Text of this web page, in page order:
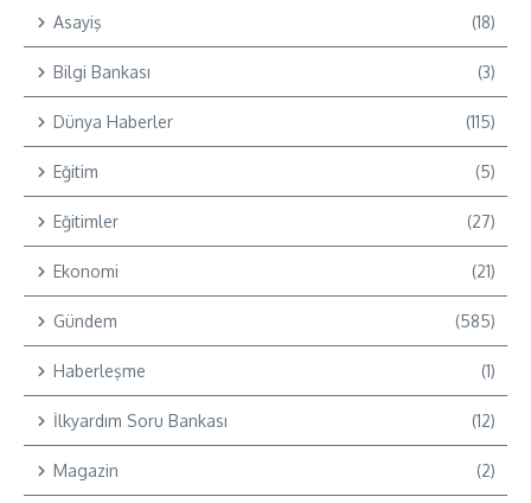
Asayiş (18)
Bilgi Bankası (3)
Dünya Haberler (115)
Eğitim (5)
Eğitimler (27)
Ekonomi (21)
Gündem (585)
Haberleşme (1)
İlkyardım Soru Bankası (12)
Magazin (2)